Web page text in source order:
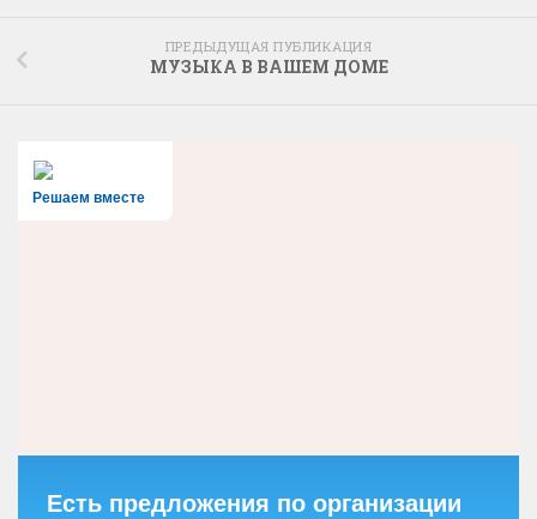
ПРЕДЫДУЩАЯ ПУБЛИКАЦИЯ
МУЗЫКА В ВАШЕМ ДОМЕ
Решаем вместе
Есть предложения по организации